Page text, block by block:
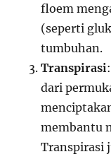
floem
(seperti
tumbuhan.
Transpirasi
dari
membantu
Transpirasi